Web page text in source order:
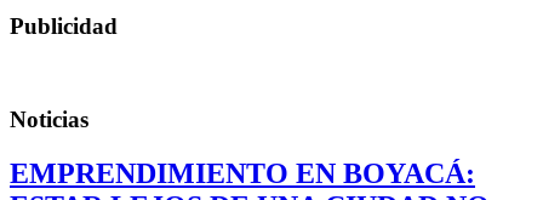
Publicidad
Noticias
EMPRENDIMIENTO EN BOYACÁ: